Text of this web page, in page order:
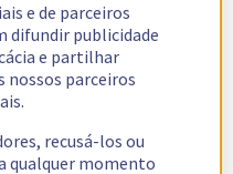
e de parceiros
difundir publicidade
e partilhar
nossos parceiros
recusá-los ou
qualquer momento